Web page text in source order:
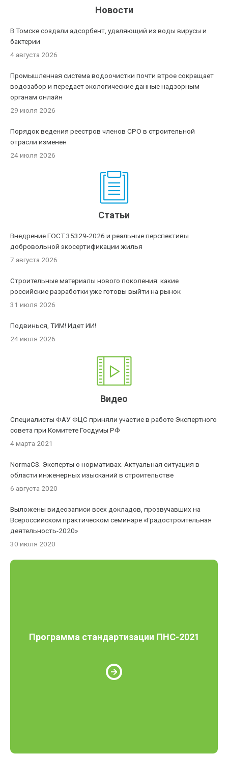
Новости
В Томске создали адсорбент, удаляющий из воды вирусы и
бактерии
4 августа 2026
Промышленная система водоочистки почти втрое сокращает
водозабор и передает экологические данные надзорным
органам онлайн
29 июля 2026
Порядок ведения реестров членов СРО в строительной
отрасли изменен
24 июля 2026
Статьи
Внедрение ГОСТ 35329-2026 и реальные перспективы
добровольной экосертификации жилья
7 августа 2026
Строительные материалы нового поколения: какие
российские разработки уже готовы выйти на рынок
31 июля 2026
Подвинься, ТИМ! Идет ИИ!
24 июля 2026
Видео
Специалисты ФАУ ФЦС приняли участие в работе Экспертного
совета при Комитете Госдумы РФ
4 марта 2021
NormaCS. Эксперты о нормативах. Актуальная ситуация в
области инженерных изысканий в строительстве
6 августа 2020
Выложены видеозаписи всех докладов, прозвучавших на
Всероссийском практическом семинаре «Градостроительная
деятельность-2020»
30 июля 2020
Программа стандартизации ПНС-2021